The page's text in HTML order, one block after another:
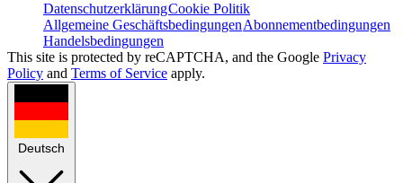
DatenschutzerklärungCookie Politik
Allgemeine GeschäftsbedingungenAbonnementbedingungen
Handelsbedingungen
This site is protected by reCAPTCHA, and the Google Privacy
Policy and Terms of Service apply.
Deutsch